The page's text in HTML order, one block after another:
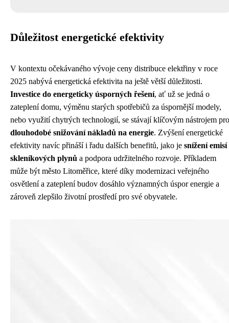
Důležitost energetické efektivity
V kontextu očekávaného vývoje ceny distribuce elektřiny v roce
2025 nabývá energetická efektivita na ještě větší důležitosti.
Investice do energeticky úsporných řešení, ať už se jedná o
zateplení domu, výměnu starých spotřebičů za úspornější modely,
nebo využití chytrých technologií, se stávají klíčovým nástrojem pro
dlouhodobé snižování nákladů na energie. Zvýšení energetické
efektivity navíc přináší i řadu dalších benefitů, jako je snížení emisí
skleníkových plynů a podpora udržitelného rozvoje. Příkladem
může být město Litoměřice, které díky modernizaci veřejného
osvětlení a zateplení budov dosáhlo významných úspor energie a
zároveň zlepšilo životní prostředí pro své obyvatele.